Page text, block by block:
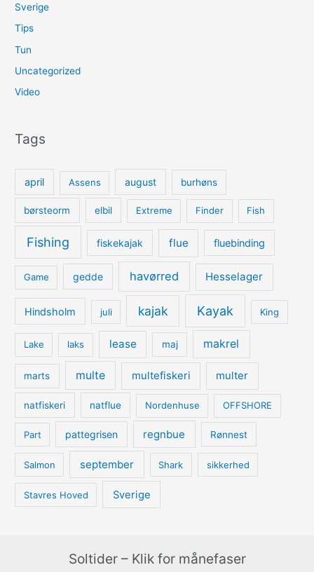
Sverige
Tips
Tun
Uncategorized
Video
Tags
april Assens august burhøns
børsteorm elbil Extreme Finder Fish
Fishing fiskekajak flue fluebinding
Game gedde havørred Hesselager
Hindsholm juli kajak Kayak King
Lake laks lease maj makrel
marts multe multefiskeri multer
natfiskeri natflue Nordenhuse OFFSHORE
Part pattegrisen regnbue Rønnest
Salmon september Shark sikkerhed
Stavres Hoved Sverige
Soltider – Klik for månefaser